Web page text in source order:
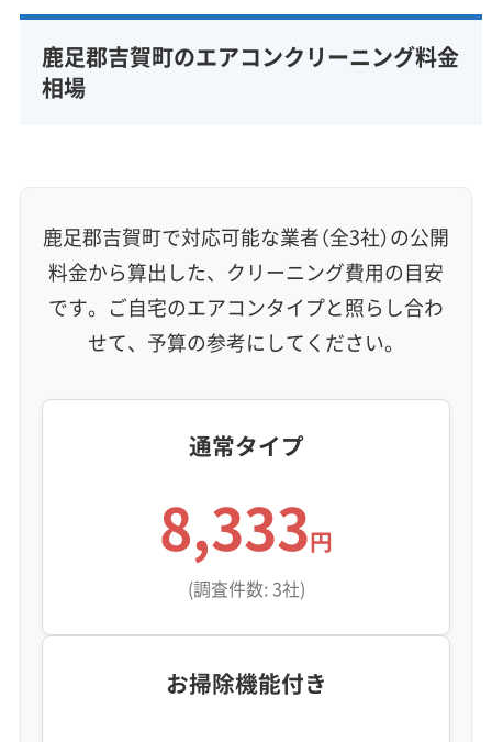
完全分解洗浄 部分クリーニング
実績10年以上
資格保有スタッフ
エコ洗剤使用
アレルギー対策
ハウスダスト除去
地域密着型
フランチャイズ
利便性・サービス (12)
定額料金 複数台割引 初回割引
定期メンテナンス
鹿足郡吉賀町のエアコンクリーニング料金
相場
鹿足郡吉賀町で対応可能な業者（全3社）の公開
料金から算出した、クリーニング費用の目安
です。ご自宅のエアコンタイプと照らし合わ
せて、予算の参考にしてください。
通常タイプ
8,333円
(調査件数: 3社)
お掃除機能付き